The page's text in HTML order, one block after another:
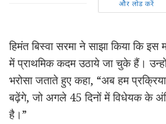
और लोड करें
हिमंत बिस्वा सरमा ने साझा किया कि इस
में प्राथमिक कदम उठाये जा चुके हैं।
भरोसा जताते हुए कहा, “अब हम
बढ़ेंगे, जो अगले 45 दिनों में विधेयक के
है।”